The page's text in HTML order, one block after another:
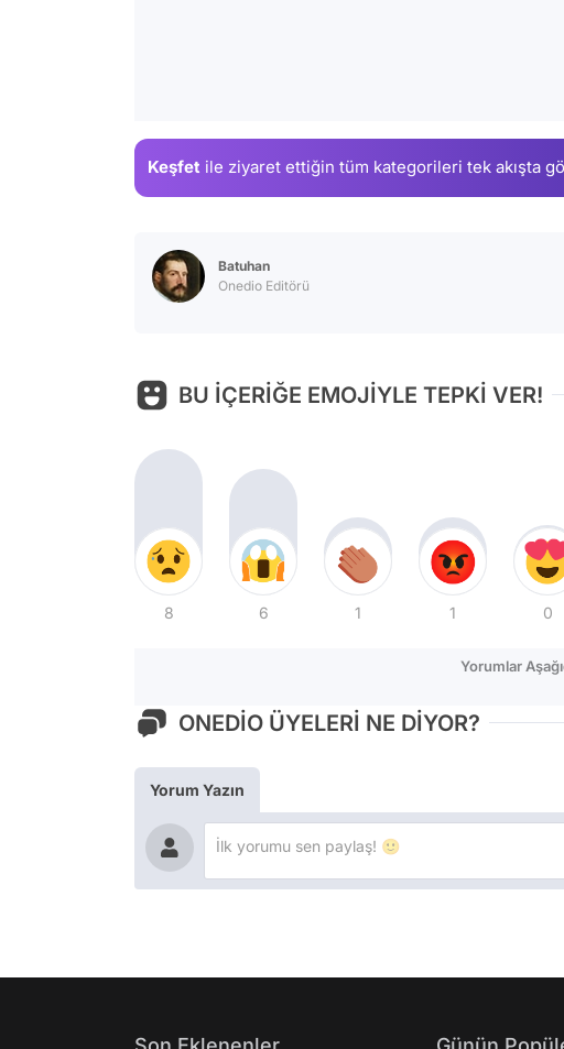
Keşfet ile ziyaret ettiğin tüm kategorileri tek akışta
Batuhan
Onedio Editörü
BU İÇERİĞE EMOJİYLE TEPKİ VER!
8 6 1 1 0
Yorumlar
ONEDİO ÜYELERİ NE DİYOR?
Yorum Yazın